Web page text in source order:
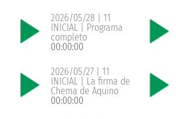
2026/05/28 | 11
INICIAL | Programa
completo
00:00:00
2026/05/27 | 11
INICIAL | La firma de
Chema de Aquino
00:00:00